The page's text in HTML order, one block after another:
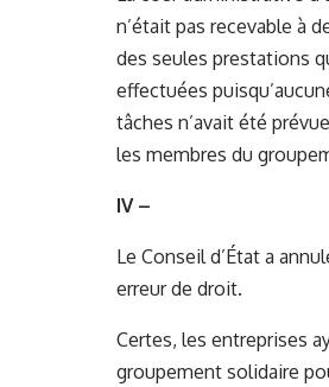
n’était pas recevable à
des seules prestations
effectuées
tâches n’avait été
les membres du
IV –
Le Conseil d’État a
erreur de droit.
Certes, les entreprises
groupement solidaire